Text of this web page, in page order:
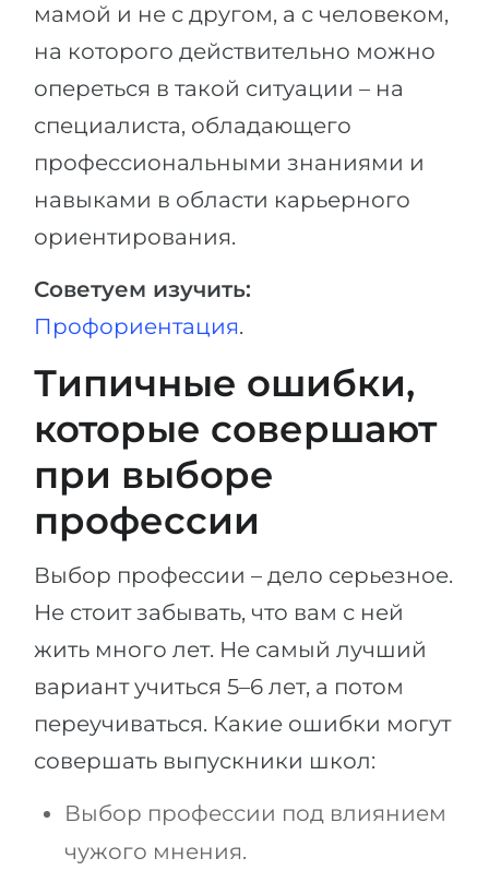
мамой и не с другом, а с человеком,
на которого действительно можно
опереться в такой ситуации – на
специалиста, обладающего
профессиональными знаниями и
навыками в области карьерного
ориентирования.
Советуем изучить:
Профориентация.
Типичные ошибки,
которые совершают
при выборе
профессии
Выбор профессии – дело серьезное.
Не стоит забывать, что вам с ней
жить много лет. Не самый лучший
вариант учиться 5–6 лет, а потом
переучиваться. Какие ошибки могут
совершать выпускники школ:
Выбор профессии под влиянием
чужого мнения.